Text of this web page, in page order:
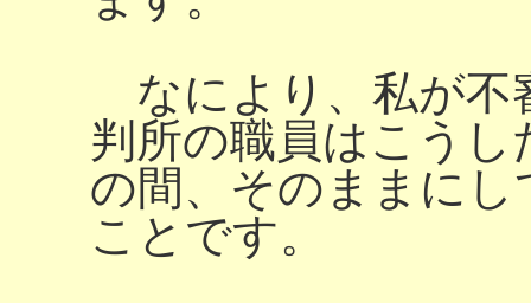
なにより、私が不
判所の職員はこう
の間、そのままに
ことです。